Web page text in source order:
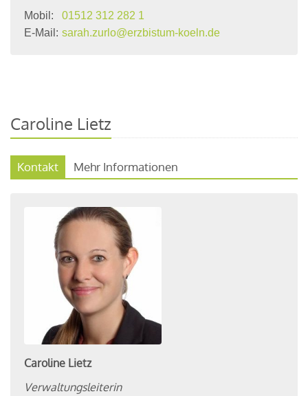
Mobil:
01512 312 282 1
E-Mail: sarah.zurlo@erzbistum-koeln.de
Caroline Lietz
Kontakt Mehr Informationen
Caroline Lietz
Verwaltungsleiterin